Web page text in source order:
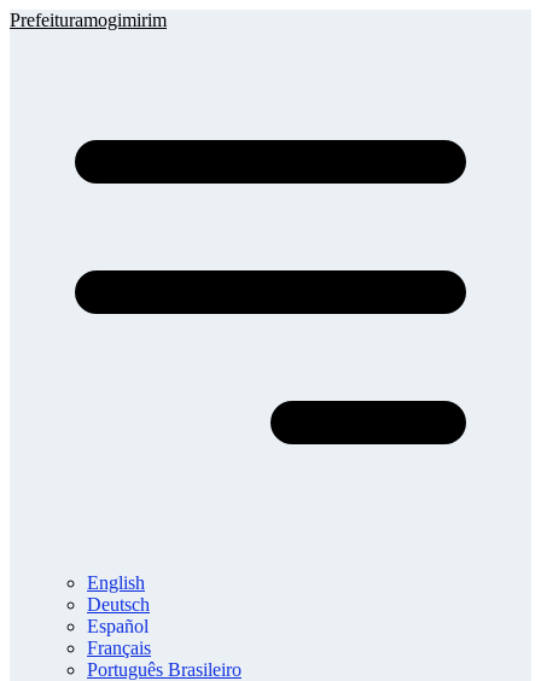
Prefeituramogimirim
English
Deutsch
Español
Français
Português Brasileiro